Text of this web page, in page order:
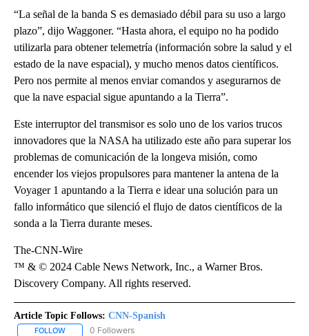
“La señal de la banda S es demasiado débil para su uso a largo
plazo”, dijo Waggoner. “Hasta ahora, el equipo no ha podido
utilizarla para obtener telemetría (información sobre la salud y el
estado de la nave espacial), y mucho menos datos científicos.
Pero nos permite al menos enviar comandos y asegurarnos de
que la nave espacial sigue apuntando a la Tierra”.
Este interruptor del transmisor es solo uno de los varios trucos
innovadores que la NASA ha utilizado este año para superar los
problemas de comunicación de la longeva misión, como
encender los viejos propulsores para mantener la antena de la
Voyager 1 apuntando a la Tierra e idear una solución para un
fallo informático que silenció el flujo de datos científicos de la
sonda a la Tierra durante meses.
The-CNN-Wire
™ & © 2024 Cable News Network, Inc., a Warner Bros.
Discovery Company. All rights reserved.
Article Topic Follows: CNN-Spanish
FOLLOW FOLLOW "CNN-SPANISH" TO RECEIVE NOTIFICATIONS ABOUT
0 Followers